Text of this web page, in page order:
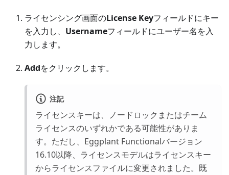
ライセンシング画面のLicense Keyフィールドにキー
を入力し、 Usernameフィールドにユーザー名を入
力します。
Addをクリックします。
注記
ライセンスキーは、ノードロックまたはチーム
ライセンスのいずれかである可能性がありま
す。ただし、Eggplant Functionalバージョン
16.10以降、ライセンスモデルはライセンスキー
からライセンスファイルに変更されました。既